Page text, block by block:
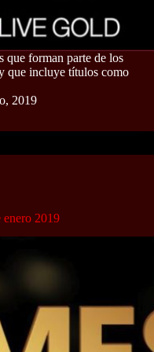
que forman parte de los
que incluye títulos como
2019
2019